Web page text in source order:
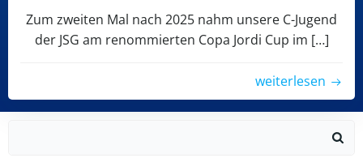
Zum zweiten Mal nach 2025 nahm unsere C-Jugend
der JSG am renommierten Copa Jordi Cup im […]
weiterlesen